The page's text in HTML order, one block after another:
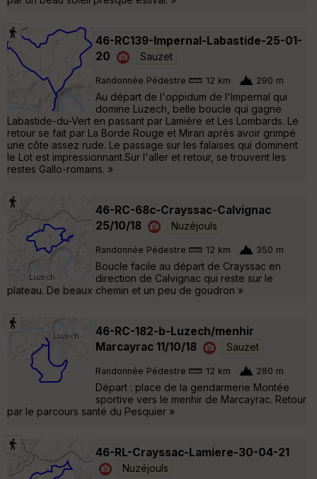
46-RC139-Impernal-Labastide-25-01-
20
Sauzet
Randonnée Pédestre 12 km 290 m
Au départ de l'oppidum de l'Impernal qui
domine Luzech, belle boucle qui gagne
Labastide-du-Vert en passant par Lamière et Les Lombards. Le
retour se fait par La Borde Rouge et Miran après avoir grimpé
une côte assez rude. Le passage sur les falaises qui dominent
le Lot est impressionnant.Sur l'aller et retour, se trouvent les
restes Gallo-romains. »
46-RC-68c-Crayssac-Calvignac
25/10/18
Nuzéjouls
Randonnée Pédestre 12 km 350 m
Boucle facile au départ de Crayssac en
direction de Calvignac qui reste sur le
plateau. De beaux chemin et un peu de goudron »
46-RC-182-b-Luzech/menhir
Marcayrac 11/10/18
Sauzet
Randonnée Pédestre 12 km 280 m
Départ : place de la gendarmerie Montée
sportive vers le menhir de Marcayrac. Retour
par le parcours santé du Pesquier »
46-RL-Crayssac-Lamiere-30-04-21
Nuzéjouls